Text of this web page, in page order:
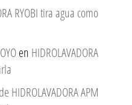
RYOBI tira agua como
en HIDROLAVADORA
HIDROLAVADORA APM